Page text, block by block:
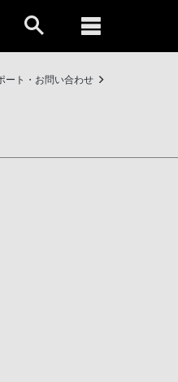
ート・お問い合わせ